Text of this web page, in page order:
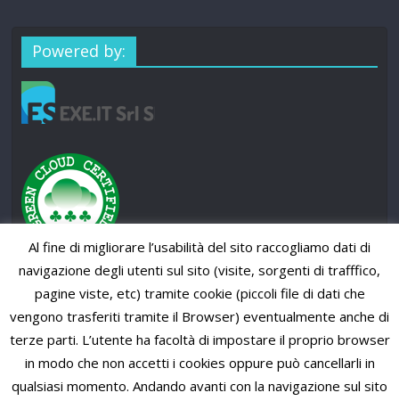
Powered by:
Copyright © 2026SUP News Magazine. All rights reserved.
Al fine di migliorare l’usabilità del sito raccogliamo dati di
navigazione degli utenti sul sito (visite, sorgenti di trafffico,
pagine viste, etc) tramite cookie (piccoli file di dati che
vengono trasferiti tramite il Browser) eventualmente anche di
terze parti. L’utente ha facoltà di impostare il proprio browser
in modo che non accetti i cookies oppure può cancellarli in
qualsiasi momento. Andando avanti con la navigazione sul sito